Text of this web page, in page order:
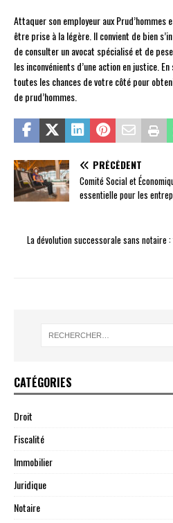
Attaquer son employeur aux Prud’hommes
être prise à la légère. Il convient de bien
de consulter un avocat spécialisé et de
les inconvénients d’une action en justice.
toutes les chances de votre côté pour
de prud’hommes.
PRÉCÉDENT
Comité Social et
essentielle pour les
La dévolution successorale sans notaire
CATÉGORIES
Droit
Fiscalité
Immobilier
Juridique
Notaire